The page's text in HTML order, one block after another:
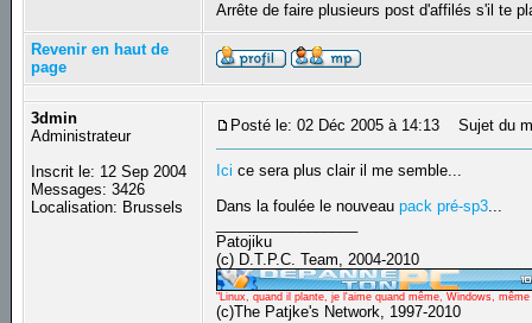
Arrête de faire plusieurs post d'affilés s'il te
Revenir en haut de
page
3dmin
Administrateur
Inscrit le: 12 Sep 2004
Messages: 3426
Localisation: Brussels
Posté le: 02 Déc 2005 à 14:13 Sujet du
Ici ce sera plus clair il me semble...
Dans la foulée le nouveaupack pré-sp3...
Patojiku
(c) D.T.P.C. Team, 2004-2010
"Linux, quand il plante, je l'aime quand même, Windows,
(c)The Patjke's Network, 1997-2010